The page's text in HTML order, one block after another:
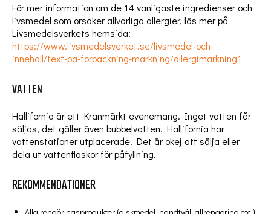
För mer information om de 14 vanligaste ingredienser och
livsmedel som orsaker allvarliga allergier, läs mer på
Livsmedelsverkets hemsida:
https://www.livsmedelsverket.se/livsmedel-och-
innehall/text-pa-forpackning-markning/allergimarkning1
VATTEN
Hallifornia är ett Kranmärkt evenemang. Inget vatten får
säljas, det gäller även bubbelvatten. Hallifornia har
vattenstationer utplacerade. Det är okej att sälja eller
dela ut vattenflaskor för påfyllning.
REKOMMENDATIONER